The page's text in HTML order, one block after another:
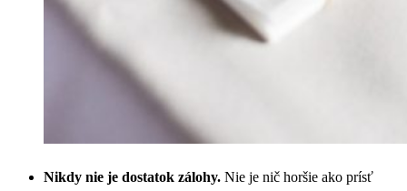
Nikdy nie je dostatok zálohy. Nie je nič horšie ako prísť